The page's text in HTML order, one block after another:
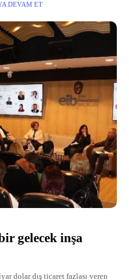
DEVAM ET
gelecek inşa
dolar dış ticaret fazlası veren